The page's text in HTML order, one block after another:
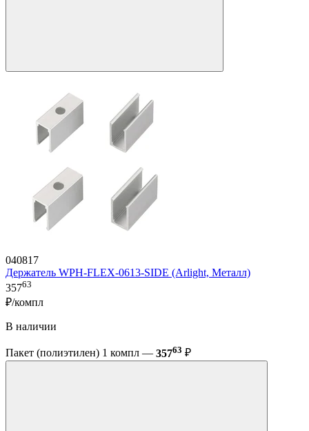
040817
Держатель WPH-FLEX-0613-SIDE (Arlight, Металл)
35763
₽/компл
В наличии
Пакет (полиэтилен) 1 компл — 35763 ₽